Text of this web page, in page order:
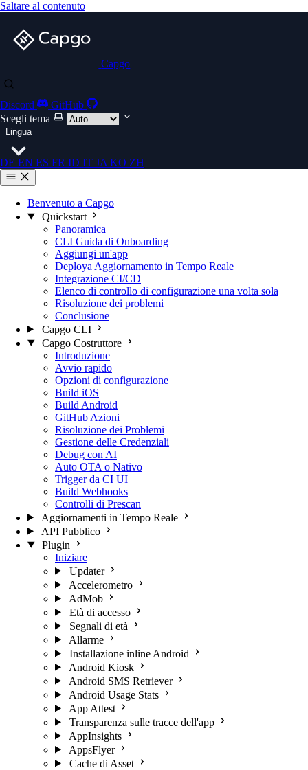
Saltare al contenuto
Capgo
Discord
GitHub
Scegli tema
Lingua
DE EN ES FR ID IT JA KO ZH
Benvenuto a Capgo
Quickstart
Panoramica
CLI Guida di Onboarding
Aggiungi un'app
Deploya Aggiornamento in Tempo Reale
Integrazione CI/CD
Elenco di controllo di configurazione una volta sola
Risoluzione dei problemi
Conclusione
Capgo CLI
Capgo Costruttore
Introduzione
Avvio rapido
Opzioni di configurazione
Build iOS
Build Android
GitHub Azioni
Risoluzione dei Problemi
Gestione delle Credenziali
Debug con AI
Auto OTA o Nativo
Trigger da CI UI
Build Webhooks
Controlli di Prescan
Aggiornamenti in Tempo Reale
API Pubblico
Plugin
Iniziare
Updater
Accelerometro
AdMob
Età di accesso
Segnali di età
Allarme
Installazione inline Android
Android Kiosk
Android SMS Retriever
Android Usage Stats
App Attest
Transparenza sulle tracce dell'app
AppInsights
AppsFlyer
Cache di Asset